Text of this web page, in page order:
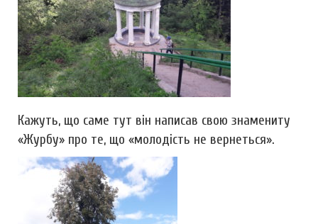
Кажуть, що саме тут він написав свою знамениту
«Журбу» про те, що «молодість не вернеться».